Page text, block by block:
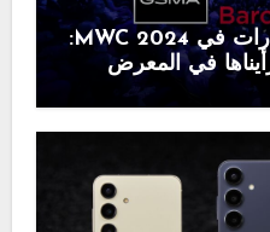
أفضل المنتجات والابتكارات في MWC 2024:
في المعرض